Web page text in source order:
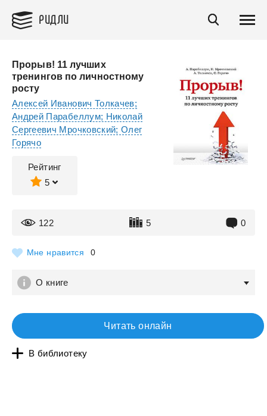
РИДЛИ
Прорыв! 11 лучших
тренингов по личностному
росту
Алексей Иванович Толкачев;
Андрей Парабеллум; Николай
Сергеевич Мрочковский; Олег
Горячо
Рейтинг
5
122 5 0
Мне нравится 0
О книге
Читать онлайн
В библиотеку